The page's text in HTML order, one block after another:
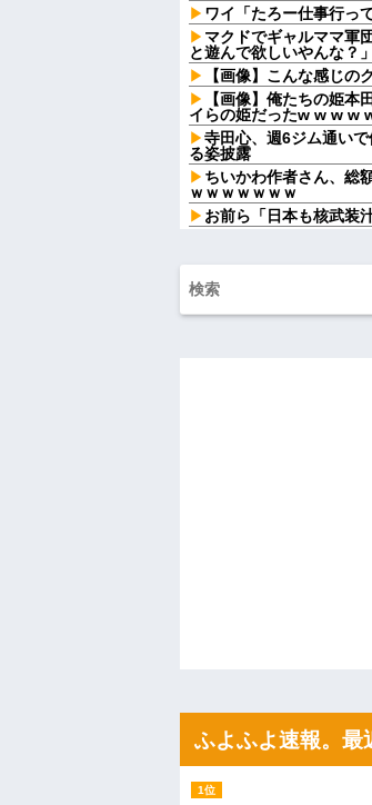
ワイ「たろー仕事行っ
マクドでギャルママ軍
と遊んで欲しいやんな？
【画像】こんな感じの
【画像】俺たちの姫
イらの姫だったw w w w
寺田心、週6ジム通い
る姿披露
ちいかわ作者さん、総
ｗｗｗｗｗｗｗ
お前ら「日本も核武装
行方不明になった子の
結果、ネットで意見が真
子供がバイトで貯めた
飛行機に乗ると、自
Aさんの家に子連れで
嫁が頻繁に転職する
【悲報】 マイナ保険
ハードオフに売って
私「ちょっと、人の家
たから、開けてみよう
私「初めて飲む味だけ
wwwwwwwwwwww
【悲報】佐藤輝明・・
れ
ふよふよ速報。最